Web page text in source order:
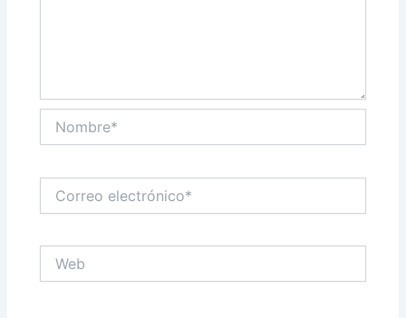
electrónico*